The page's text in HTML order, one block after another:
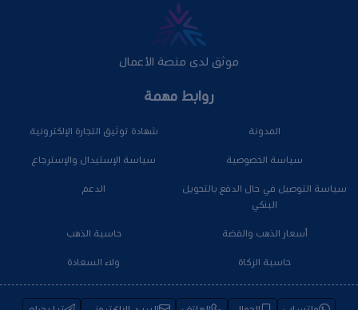
روابط مهمة
المدونة شهادة توثيق التجارة الإلكترونية
سياسة الخصوصية سياسة الإستبدال والإسترجاع
سياسة التوصيل في حال الدفع بالتحويل
البنكي
الدعم
أسعار الذهب والفضة حاسبة الذهب
حاسبة الزكاة ولاء السعادة
موثق لدى منصة الأعمال